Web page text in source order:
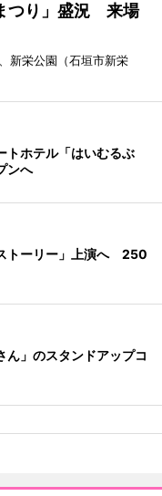
つり」盛況 来場
新栄公園（石垣市新栄
トホテル「はいむるぶ
ンへ
トーリー」上演へ 250
ん」のスタンドアップコ